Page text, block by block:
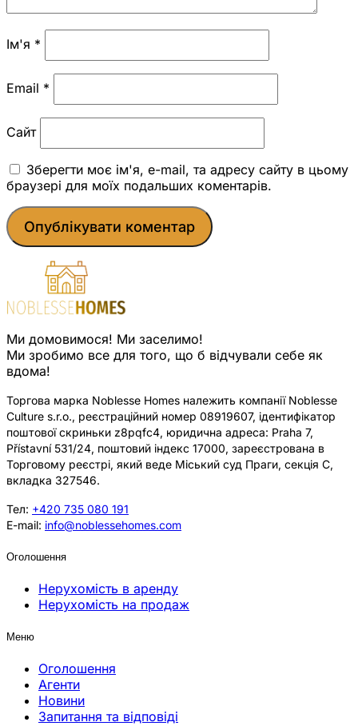
Ім'я *
Email *
Сайт
Зберегти моє ім'я, e-mail, та адресу сайту в цьому
браузері для моїх подальших коментарів.
Ми домовимося! Ми заселимо!
Ми зробимо все для того, що б відчували себе як
вдома!
Торгова марка Noblesse Homes належить компанії Noblesse
Culture s.r.o., реєстраційний номер 08919607, ідентифікатор
поштової скриньки z8pqfc4, юридична адреса: Praha 7,
Přístavní 531/24, поштовий індекс 17000, зареєстрована в
Торговому реєстрі, який веде Міський суд Праги, секція C,
вкладка 327546.
Тел: +420 735 080 191
E-mail: info@noblessehomes.com
Оголошення
Нерухомість в аренду
Нерухомість на продаж
Меню
Оголошення
Агенти
Новини
Запитання та відповіді